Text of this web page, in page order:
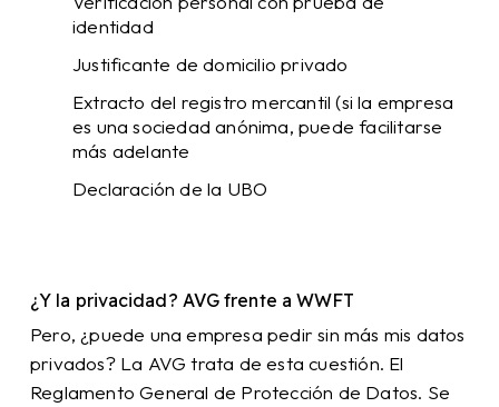
identidad
Justificante de domicilio privado
Extracto del registro mercantil (si la empresa
es una sociedad anónima, puede facilitarse
más adelante
Declaración de la UBO
¿Y la privacidad? AVG frente a WWFT
Pero, ¿puede una empresa pedir sin más mis datos
privados? La AVG trata de esta cuestión. El
Reglamento General de Protección de Datos. Se